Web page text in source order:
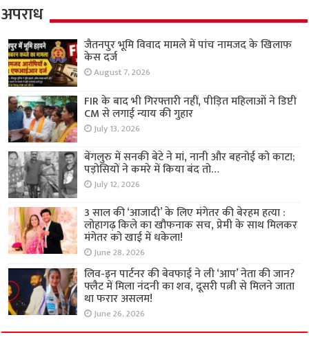
अपराध
जैतनपुर भूमि विवाद मामले में पांच नामजद के खिलाफ
केस दर्ज
August 7, 2026
FIR के बाद भी गिरफ्तारी नहीं, पीड़ित महिलाओं ने डिप्टी
CM से लगाई न्याय की गुहार
July 13, 2026
बेंगलुरु में सनकी बेटे ने मां, नानी और बहनोई को काटा;
पड़ोसियों ने कमरे में किया बंद तो…
July 12, 2026
3 साल की ‘आजादी’ के लिए मंगेतर की बेरहम हत्या :
लोहागढ़ किले का खौफनाक सच, प्रेमी के साथ मिलकर
मंगेतर को खाई में धकेला!
June 28, 2026
लिव-इन पार्टनर की बेवफाई ने ली ‘आप’ नेता की जान?
फ्लैट में मिला नंदनी का शव, दूसरी पत्नी से मिलने जाता
था फरार असलम!
June 26, 2026